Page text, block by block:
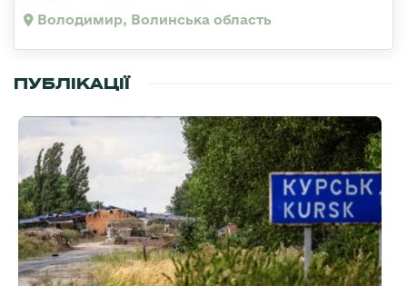
Володимир, Волинська область
ПУБЛІКАЦІЇ